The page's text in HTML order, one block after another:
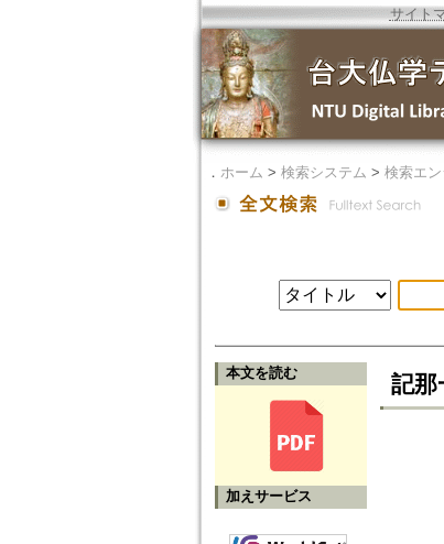
サイト
． ホーム > 検索システム > 検索エン
本文を読む
加えサービス
記那